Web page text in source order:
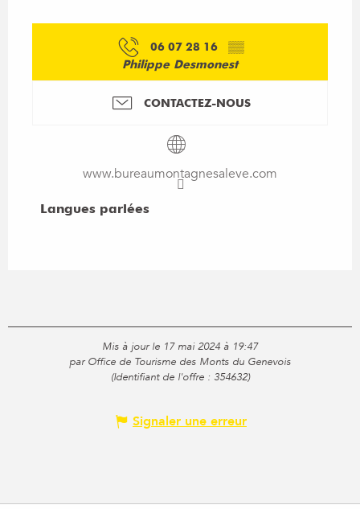
06 07 28 16 ▒▒
Philippe Desmonest
CONTACTEZ-NOUS
www.bureaumontagnesaleve.com
Langues parlées
Langues parlées
Mis à jour le 17 mai 2024 à 19:47
par Office de Tourisme des Monts du Genevois
(Identifiant de l'offre : 354632)
Signaler une erreur